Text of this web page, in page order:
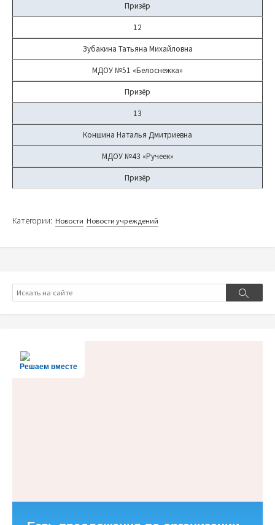
Призёр
12
Зубакина Татьяна Михайловна
МДОУ №51 «Белоснежка»
Призёр
13
Коншина Наталья Дмитриевна
МДОУ №43 «Ручеек»
Призёр
Категории: Новости Новости учреждений
Поиск
Поиск
Решаем вместе